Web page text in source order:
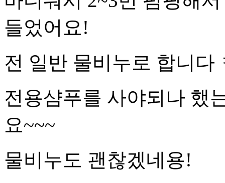
들었어요!
전 일반 물비누로 합니다
전용샴푸를 사야되나 했
요~~~
물비누도 괜찮겠네용!